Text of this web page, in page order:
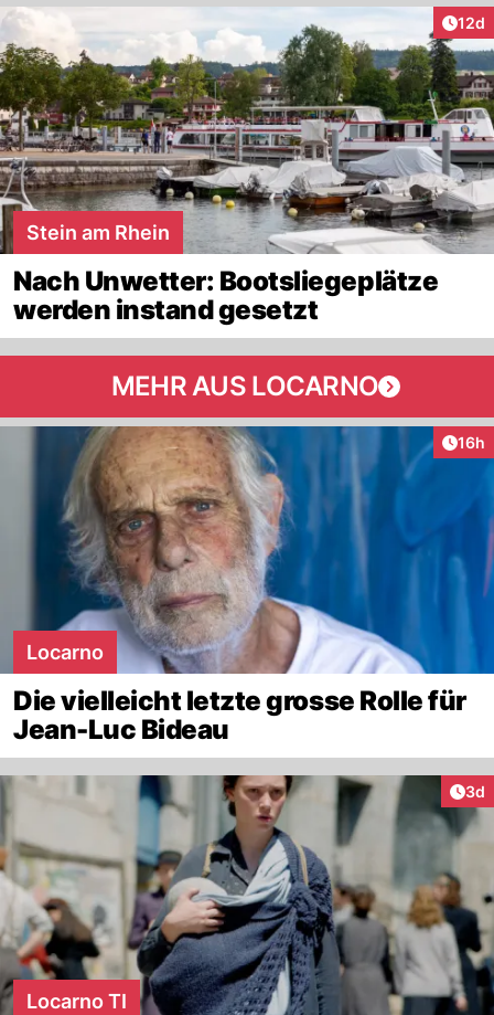
12d
Stein am Rhein
Nach Unwetter: Bootsliegeplätze
werden instand gesetzt
MEHR AUS LOCARNO
16h
Locarno
Die vielleicht letzte grosse Rolle für
Jean-Luc Bideau
3d
Locarno TI